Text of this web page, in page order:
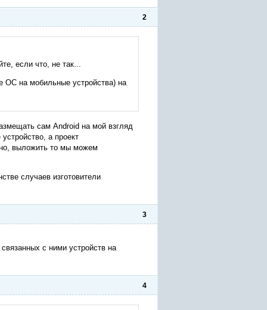
2
если что, не так...
ОС на мобильные устройства) на
сам Android на мой взгляд
а проект
выложить то мы можем
случаев изготовители
3
с ними устройств на
4